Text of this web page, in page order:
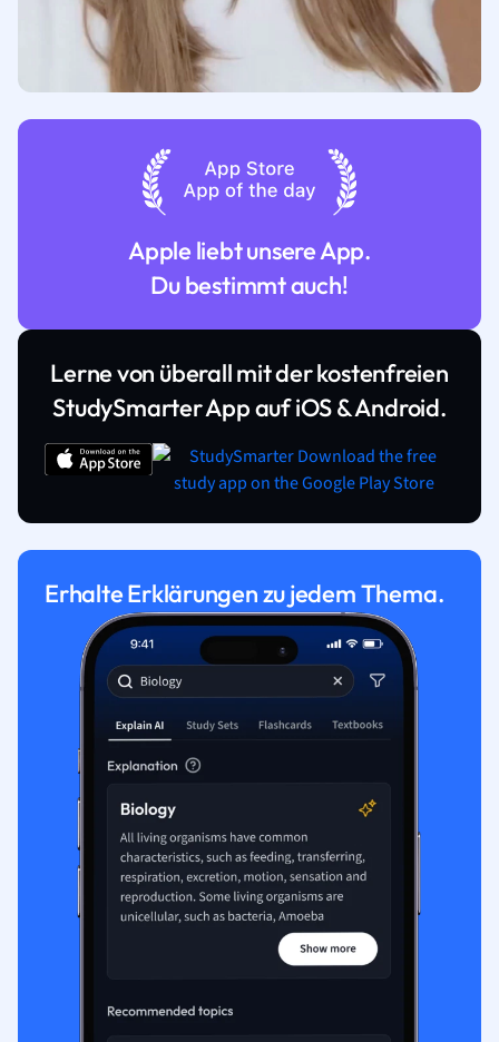
Apple liebt unsere App.
Du bestimmt auch!
Lerne von überall mit der kostenfreien
StudySmarter App auf iOS & Android.
Erhalte Erklärungen zu jedem Thema.